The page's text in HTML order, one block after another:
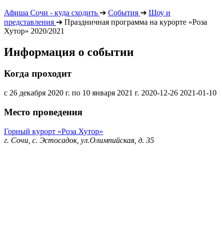
Афиша Сочи - куда сходить ➔ События ➔ Шоу и
представления ➔ Праздничная программа на курорте «Роза
Хутор» 2020/2021
Информация о событии
Когда проходит
с 26 декабря 2020 г. по 10 января 2021 г. 2020-12-26 2021-01-10
Место проведения
Горный курорт «Роза Хутор»
г. Сочи, с. Эстосадок, ул.Олимпийская, д. 35